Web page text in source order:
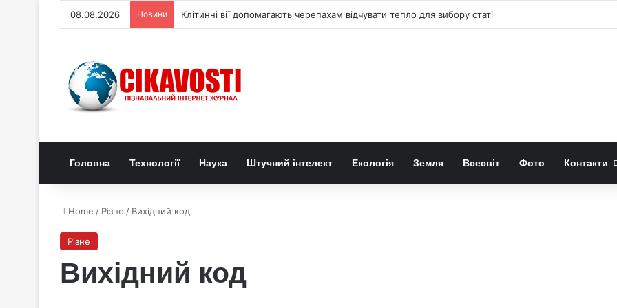
08.08.2026 Новини Клітинні вії допомагають черепахам відчувати тепло для вибору статі
Головна Технології Наука Штучний інтелект Екологія Земля Всесвіт Фото Контакти
Home / Різне / Вихідний код
Різне
Вихідний код